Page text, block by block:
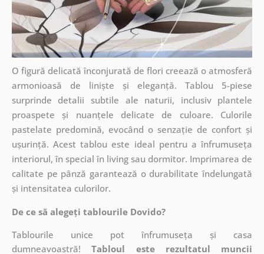
O figură delicată înconjurată de flori creează o atmosferă
armonioasă de liniște și eleganță. Tablou 5-piese
surprinde detalii subtile ale naturii, inclusiv plantele
proaspete și nuanțele delicate de culoare. Culorile
pastelate predomină, evocând o senzație de confort și
ușurință. Acest tablou este ideal pentru a înfrumuseța
interiorul, în special în living sau dormitor. Imprimarea de
calitate pe pânză garantează o durabilitate îndelungată
și intensitatea culorilor.
De ce să alegeți tablourile Dovido?
Tablourile unice pot înfrumuseța și casa
dumneavoastră!Tabloul este rezultatul muncii